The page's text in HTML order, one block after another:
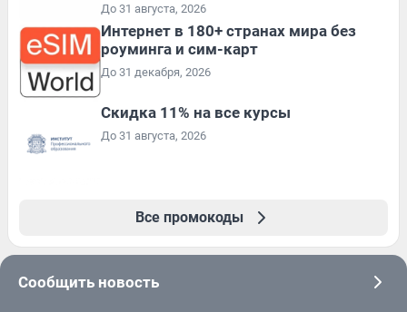
До 31 августа, 2026
Интернет в 180+ странах мира без
роуминга и сим-карт
До 31 декабря, 2026
Скидка 11% на все курсы
До 31 августа, 2026
Все промокоды
Сообщить новость